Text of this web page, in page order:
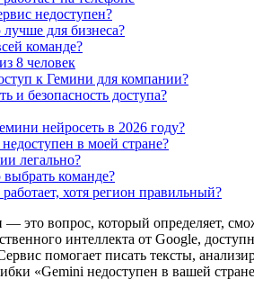
недоступен?
для бизнеса?
команде?
8 человек
к Гемини для компании?
и безопасность доступа?
нейросеть в 2026 году?
в моей стране?
легально?
команде?
хотя регион правильный?
— это вопрос, который определяет,
интеллекта от Google,
помогает писать тексты,
«Gemini недоступен в вашей